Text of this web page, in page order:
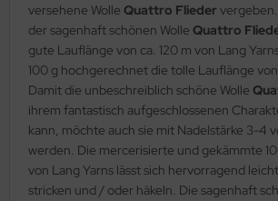
versehene Wolle Quattro Flieder
der sagenhaft schönen Wolle Quattro
gute Lauflänge von ca. 120 m von Lang
100 g hochgerechnet die tolle Lauflänge
Damit die unbeschreiblich schöne Wolle
ihrem fantastisch aufgeschlossenen
kann, möchte auch sie mit Nadelstärke 3-4
werden. Die mercerisierte und gekämmte
von Lang Yarns lässt sich hervorragend
stricken und / oder häkeln. Die sagenhaft